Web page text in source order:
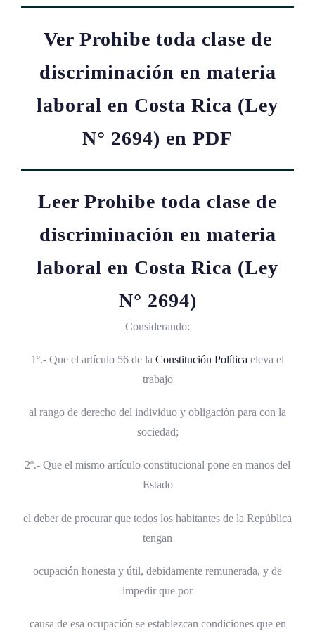
Ver Prohibe toda clase de
discriminación en materia
laboral en Costa Rica (Ley
N° 2694) en PDF
Leer Prohibe toda clase de
discriminación en materia
laboral en Costa Rica (Ley
N° 2694)
Considerando:
1º.- Que el artículo 56 de la Constitución Política eleva el
trabajo
al rango de derecho del individuo y obligación para con la
sociedad;
2º.- Que el mismo artículo constitucional pone en manos del
Estado
el deber de procurar que todos los habitantes de la República
tengan
ocupación honesta y útil, debidamente remunerada, y de
impedir que por
causa de esa ocupación se establezcan condiciones que en